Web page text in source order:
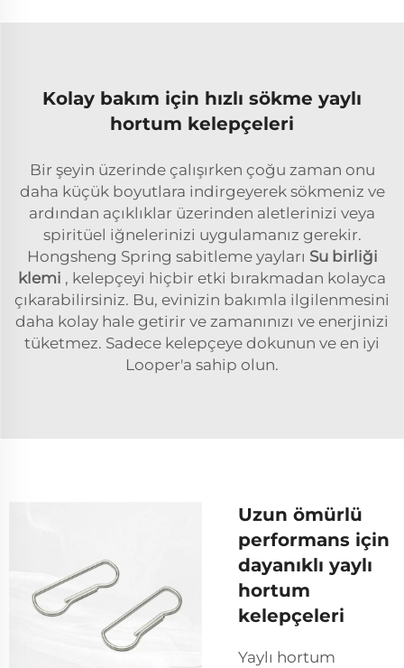
Kolay bakım için hızlı sökme yaylı
hortum kelepçeleri
Bir şeyin üzerinde çalışırken çoğu zaman onu
daha küçük boyutlara indirgeyerek sökmeniz ve
ardından açıklıklar üzerinden aletlerinizi veya
spiritüel iğnelerinizi uygulamanız gerekir.
Hongsheng Spring sabitleme yayları Su birliği
klemi , kelepçeyi hiçbir etki bırakmadan kolayca
çıkarabilirsiniz. Bu, evinizin bakımla ilgilenmesini
daha kolay hale getirir ve zamanınızı ve enerjinizi
tüketmez. Sadece kelepçeye dokunun ve en iyi
Looper'a sahip olun.
Uzun ömürlü
performans için
dayanıklı yaylı
hortum
kelepçeleri
Yaylı hortum